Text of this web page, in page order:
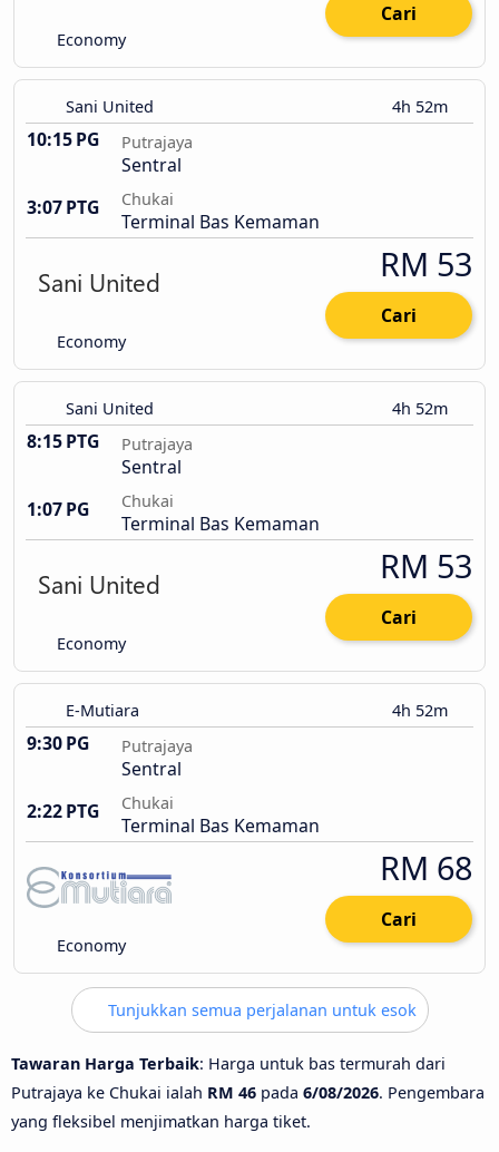
Economy
Cari
Sani United 4h 52m
10:15 PG Putrajaya
Sentral
3:07 PTG
Chukai
Terminal Bas Kemaman
Economy
RM 53
Cari
Sani United 4h 52m
8:15 PTG Putrajaya
Sentral
1:07 PG
Chukai
Terminal Bas Kemaman
Economy
RM 53
Cari
E-Mutiara 4h 52m
9:30 PG Putrajaya
Sentral
2:22 PTG
Chukai
Terminal Bas Kemaman
Economy
RM 68
Cari
Tunjukkan semua perjalanan untuk esok
Tawaran Harga Terbaik: Harga untuk bas termurah dari
Putrajaya ke Chukai ialah RM 46 pada 6/08/2026. Pengembara
yang fleksibel menjimatkan harga tiket.